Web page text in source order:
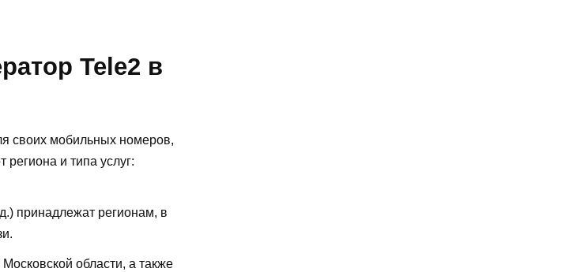
Tele2 в
своих мобильных номеров,
региона и типа услуг:
принадлежат регионам, в
области, а также